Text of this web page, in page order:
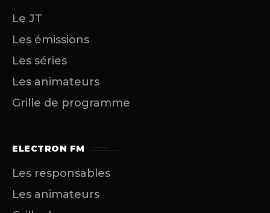
Le JT
Les émissions
Les séries
Les animateurs
Grille de programme
ELECTRON FM
Les responsables
Les animateurs